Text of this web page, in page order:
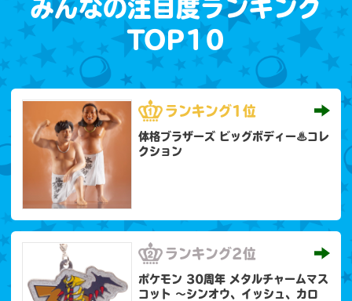
みんなの注目度ランキング
TOP10
ランキング1位
体格ブラザーズ ビッグボディー♨コレ
クション
ランキング2位
ポケモン 30周年 メタルチャームマス
コット 〜シンオウ、イッシュ、カロ